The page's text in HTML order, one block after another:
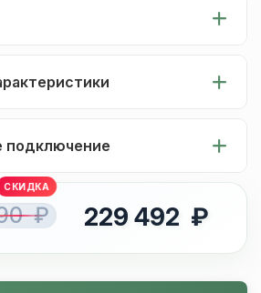
подключение
₽ 229 492 ₽